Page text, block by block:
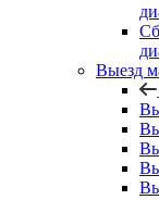
Выезд